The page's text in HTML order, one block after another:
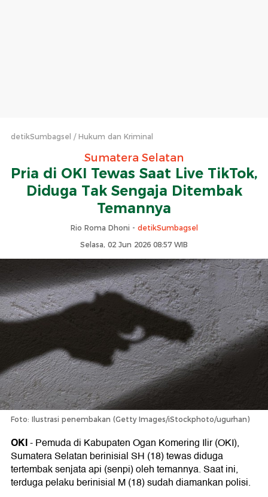
detikSumbagsel Hukum dan Kriminal
Sumatera Selatan
Pria di OKI Tewas Saat Live TikTok,
Diduga Tak Sengaja Ditembak
Temannya
Rio Roma Dhoni - detikSumbagsel
Selasa, 02 Jun 2026 08:57 WIB
Foto: Ilustrasi penembakan (Getty Images/iStockphoto/ugurhan)
OKI-Pemuda di Kabupaten Ogan Komering Ilir (OKI),
Sumatera Selatan berinisial SH (18) tewas diduga
tertembak senjata api (senpi) oleh temannya. Saat ini,
terduga pelaku berinisial M (18) sudah diamankan polisi.